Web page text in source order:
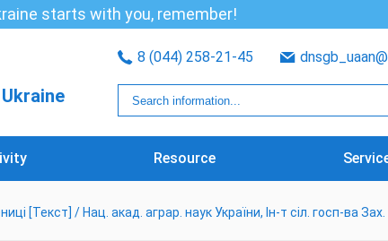
starts with you, remember!
8 (044) 258-21-45
Resource
[Текст] / Нац. акад. аграр. наук України, Ін-т сіл. госп-ва